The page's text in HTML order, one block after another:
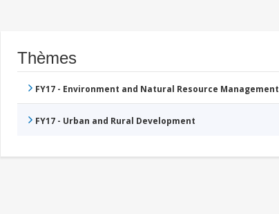
Thèmes
FY17 - Environment and Natural Resource Management
FY17 - Urban and Rural Development